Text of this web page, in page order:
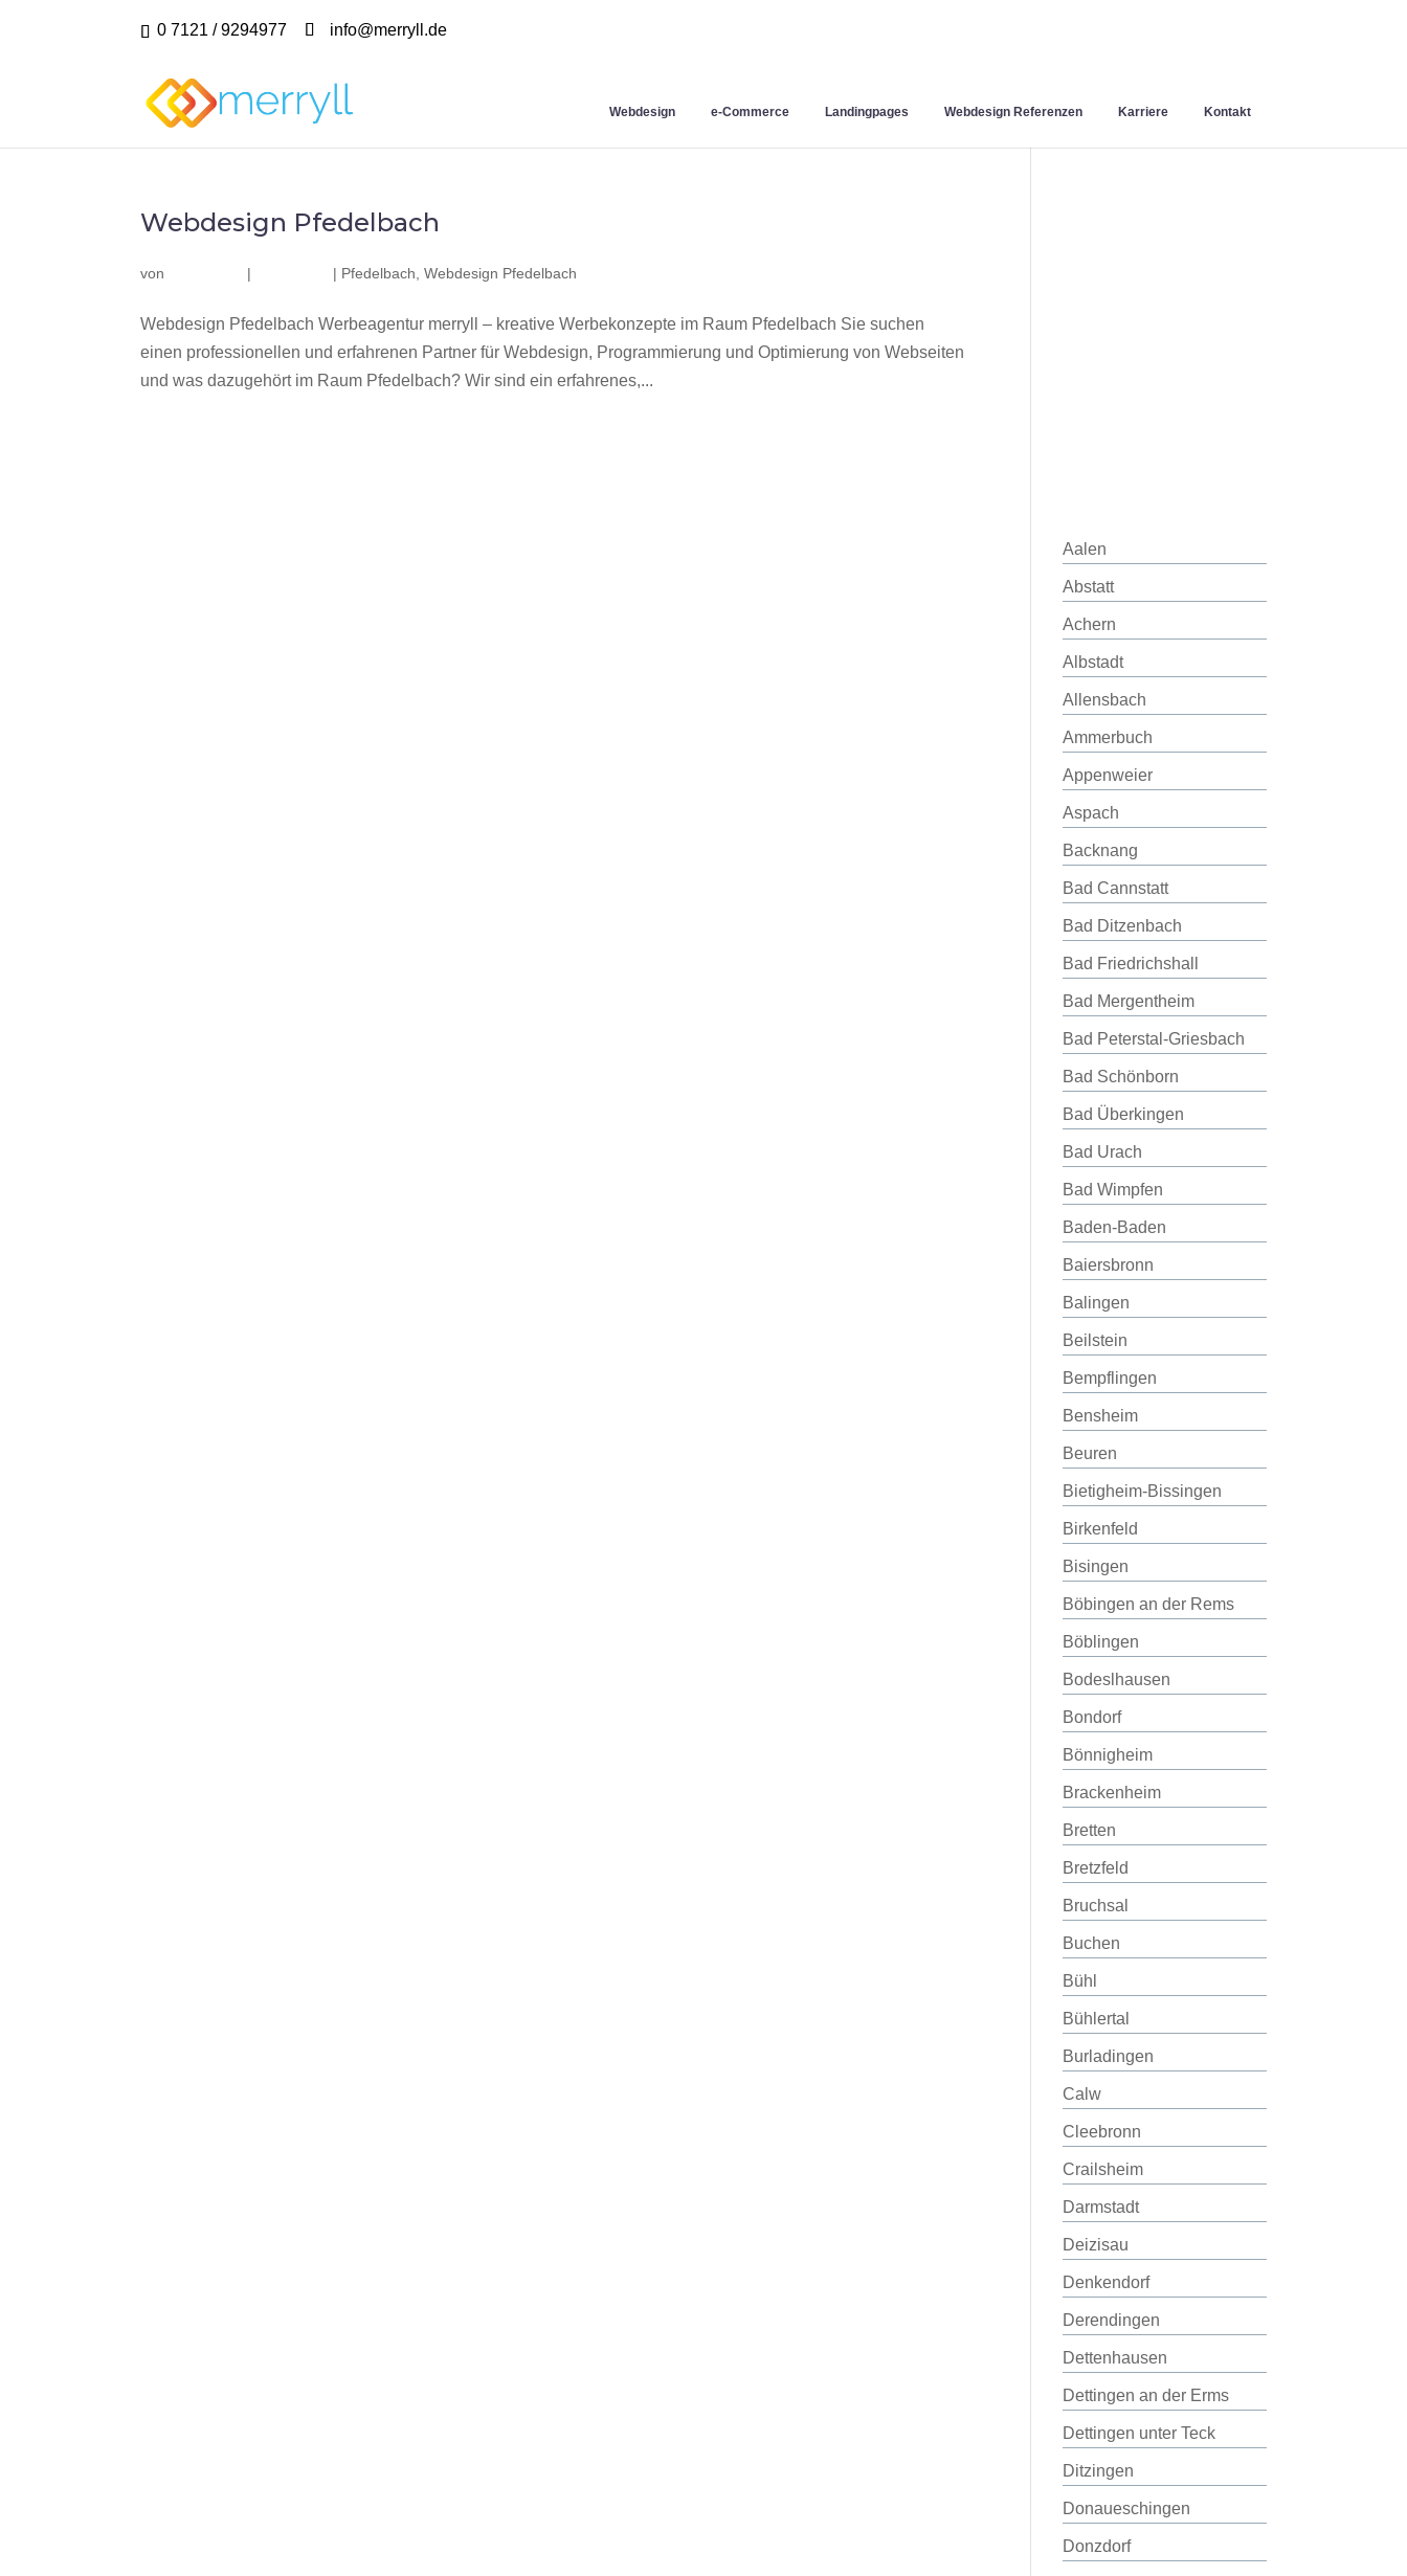
0 7121 / 9294977 info@merryll.de
Webdesign e-Commerce Landingpages Webdesign Referenzen Karriere Kontakt
Webdesign Pfedelbach
von | | Pfedelbach ,Webdesign Pfedelbach
Webdesign Pfedelbach Werbeagentur merryll – kreative Werbekonzepte im Raum Pfedelbach Sie suchen
einen professionellen und erfahrenen Partner für Webdesign, Programmierung und Optimierung von Webseiten
und was dazugehört im Raum Pfedelbach? Wir sind ein erfahrenes,...
Aalen
Abstatt
Achern
Albstadt
Allensbach
Ammerbuch
Appenweier
Aspach
Backnang
Bad Cannstatt
Bad Ditzenbach
Bad Friedrichshall
Bad Mergentheim
Bad Peterstal-Griesbach
Bad Schönborn
Bad Überkingen
Bad Urach
Bad Wimpfen
Baden-Baden
Baiersbronn
Balingen
Beilstein
Bempflingen
Bensheim
Beuren
Bietigheim-Bissingen
Birkenfeld
Bisingen
Böbingen an der Rems
Böblingen
Bodeslhausen
Bondorf
Bönnigheim
Brackenheim
Bretten
Bretzfeld
Bruchsal
Buchen
Bühl
Bühlertal
Burladingen
Calw
Cleebronn
Crailsheim
Darmstadt
Deizisau
Denkendorf
Derendingen
Dettenhausen
Dettingen an der Erms
Dettingen unter Teck
Ditzingen
Donaueschingen
Donzdorf